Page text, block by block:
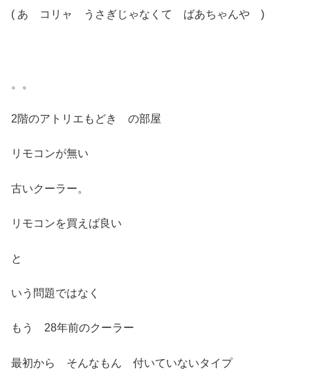
( あ コリャ うさぎじゃなくて ばあちゃんや )
。。
2階のアトリエもどき の部屋
リモコンが無い
古いクーラー。
リモコンを買えば良い
と
いう問題ではなく
もう 28年前のクーラー
最初から そんなもん 付いていないタイプ